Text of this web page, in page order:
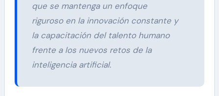
que se mantenga un enfoque
riguroso en la innovación constante y
la capacitación del talento humano
frente a los nuevos retos de la
inteligencia artificial.